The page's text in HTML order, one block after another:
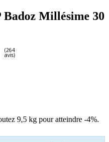
Badoz Millésime 30
9,5 kg pour atteindre -4%.